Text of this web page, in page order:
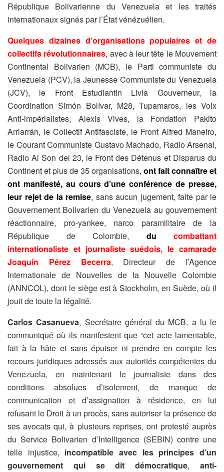
République Bolivarienne du Venezuela et les traités
internationaux signés par l’État vénézuélien.
Quelques dizaines d’organisations populaires et de
collectifs révolutionnaires, avec à leur tête le Mouvement
Continental Bolivarien (MCB), le Parti communiste du
Venezuela (PCV), la Jeunesse Communiste du Venezuela
(JCV), le Front Estudiantin Livia Gouverneur, la
Coordination Simón Bolívar, M28, Tupamaros, les Voix
Anti-impérialistes, Alexis Vives, la Fondation Pakito
Arriarrán, le Collectif Antifasciste, le Front Alfred Maneiro,
le Courant Communiste Gustavo Machado, Radio Arsenal,
Radio Al Son del 23, le Front des Détenus et Disparus du
Continent et plus de 35 organisations, ont fait connaître et
ont manifesté, au cours d’une conférence de presse,
leur rejet de la remise, sans aucun jugement, faite par le
Gouvernement Bolivarien du Venezuela au gouvernement
réactionnaire, pro-yankee, narco paramilitaire de la
République de Colombie, du combattant
internationaliste et journaliste suédois, le camarade
Joaquín Pérez Becerra, Directeur de l’Agence
Internationale de Nouvelles de la Nouvelle Colombie
(ANNCOL), dont le siège est à Stockholm, en Suède, où il
jouit de toute la légalité.
Carlos Casanueva, Secrétaire général du MCB, a lu le
communiqué où ils manifestent que “cet acte lamentable,
fait à la hâte et sans épuiser ni prendre en compte les
recours juridiques adressés aux autorités compétentes du
Venezuela, en maintenant le journaliste dans des
conditions absolues d’isolement, de manque de
communication et d’assignation à résidence, en lui
refusant le Droit à un procès, sans autoriser la présence de
ses avocats qui, à plusieurs reprises, ont protesté auprès
du Service Bolivarien d’Intelligence (SEBIN) contre une
telle injustice, incompatible avec les principes d’un
gouvernement qui se dit démocratique,anti-